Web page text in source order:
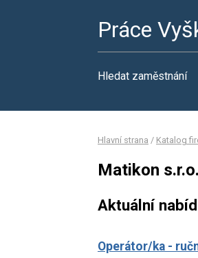
Práce
Hledat zaměstnání
Hlavní strana / Katalog
Matikon s.r.o.
Aktuální
Operátor/ka -